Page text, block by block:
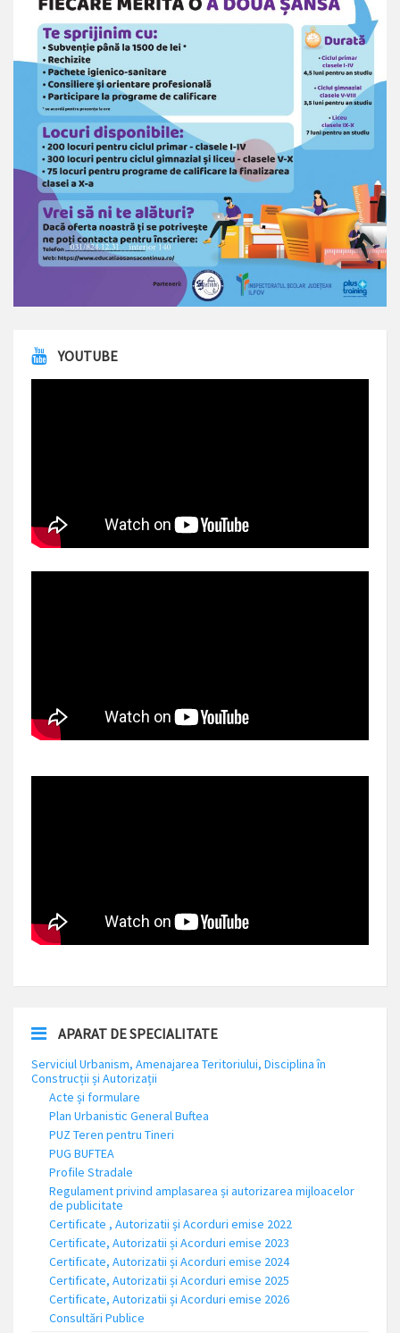
YOUTUBE
APARAT DE SPECIALITATE
Serviciul Urbanism, Amenajarea Teritoriului, Disciplina în
Construcții și Autorizații
Acte și formulare
Plan Urbanistic General Buftea
PUZ Teren pentru Tineri
PUG BUFTEA
Profile Stradale
Regulament privind amplasarea și autorizarea mijloacelor
de publicitate
Certificate , Autorizatii și Acorduri emise 2022
Certificate, Autorizatii și Acorduri emise 2023
Certificate, Autorizatii și Acorduri emise 2024
Certificate, Autorizatii și Acorduri emise 2025
Certificate, Autorizatii și Acorduri emise 2026
Consultări Publice